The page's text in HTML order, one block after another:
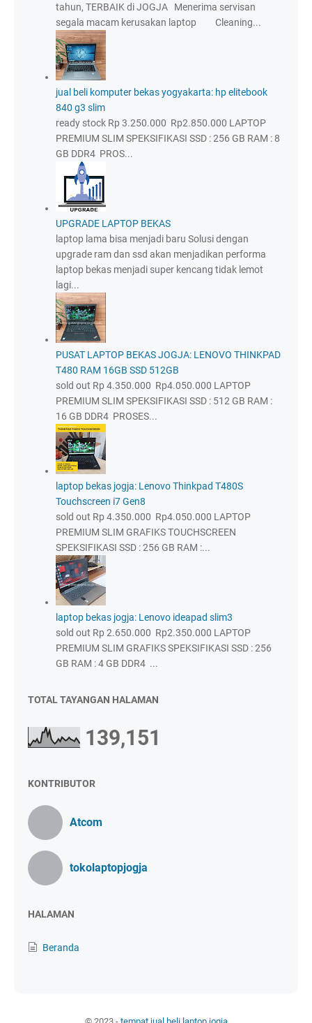
tahun, TERBAIK di JOGJA Menerima servisan
segala macam kerusakan laptop Cleaning...
jual beli komputer bekas yogyakarta: hp elitebook
840 g3 slim
ready stock Rp 3.250.000 Rp2.850.000 LAPTOP
PREMIUM SLIM SPEKSIFIKASI SSD : 256 GB RAM : 8
GB DDR4 PROS...
UPGRADE LAPTOP BEKAS
laptop lama bisa menjadi baru Solusi dengan
upgrade ram dan ssd akan menjadikan performa
laptop bekas menjadi super kencang tidak lemot
lagi...
PUSAT LAPTOP BEKAS JOGJA: LENOVO THINKPAD
T480 RAM 16GB SSD 512GB
sold out Rp 4.350.000 Rp4.050.000 LAPTOP
PREMIUM SLIM SPEKSIFIKASI SSD : 512 GB RAM :
16 GB DDR4 PROSES...
laptop bekas jogja: Lenovo Thinkpad T480S
Touchscreen i7 Gen8
sold out Rp 4.350.000 Rp4.050.000 LAPTOP
PREMIUM SLIM GRAFIKS TOUCHSCREEN
SPEKSIFIKASI SSD : 256 GB RAM :...
laptop bekas jogja: Lenovo ideapad slim3
sold out Rp 2.650.000 Rp2.350.000 LAPTOP
PREMIUM SLIM GRAFIKS SPEKSIFIKASI SSD : 256
GB RAM : 4 GB DDR4 ...
TOTAL TAYANGAN HALAMAN
139,151
KONTRIBUTOR
Atcom
tokolaptopjogja
HALAMAN
Beranda